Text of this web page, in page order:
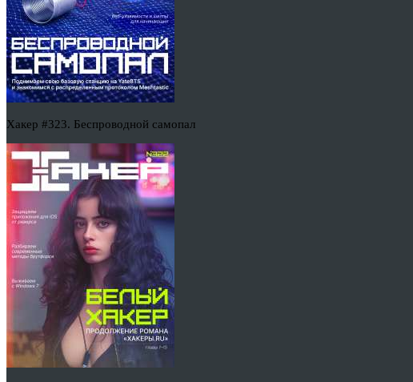
Хакер #323. Беспроводной самопал